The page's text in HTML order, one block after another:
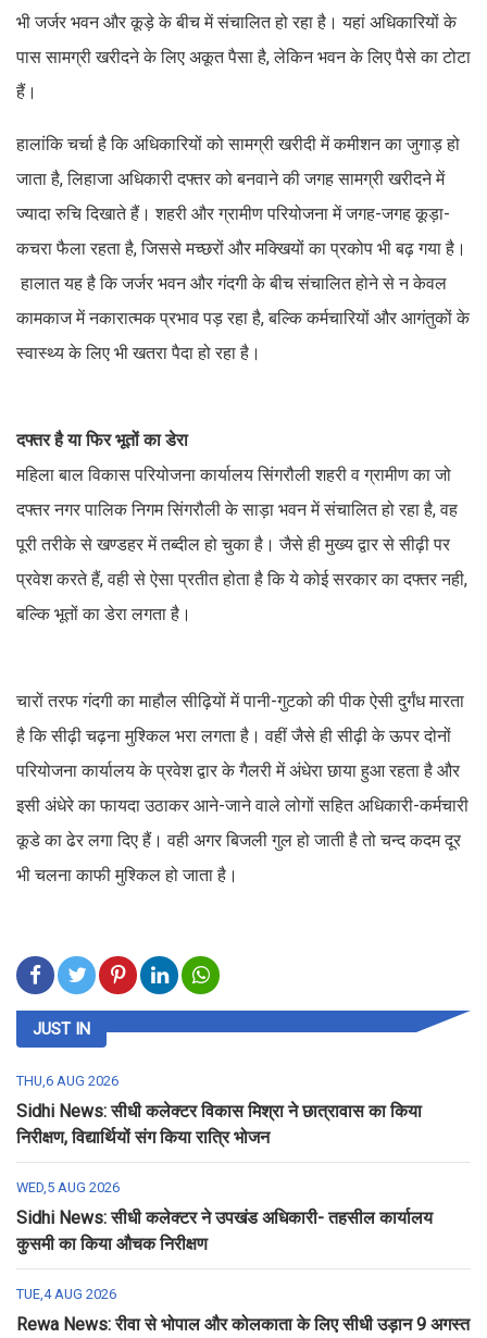
भी जर्जर भवन और कूड़े के बीच में संचालित हो रहा है। यहां अधिकारियों के
पास सामग्री खरीदने के लिए अकूत पैसा है, लेकिन भवन के लिए पैसे का टोटा
हैं।
हालांकि चर्चा है कि अधिकारियों को सामग्री खरीदी में कमीशन का जुगाड़ हो
जाता है, लिहाजा अधिकारी दफ्तर को बनवाने की जगह सामग्री खरीदने में
ज्यादा रुचि दिखाते हैं। शहरी और ग्रामीण परियोजना में जगह-जगह कूड़ा-
कचरा फैला रहता है, जिससे मच्छरों और मक्खियों का प्रकोप भी बढ़ गया है।
हालात यह है कि जर्जर भवन और गंदगी के बीच संचालित होने से न केवल
कामकाज में नकारात्मक प्रभाव पड़ रहा है, बल्कि कर्मचारियों और आगंतुकों के
स्वास्थ्य के लिए भी खतरा पैदा हो रहा है।
दफ्तर है या फिर भूतों का डेरा
महिला बाल विकास परियोजना कार्यालय सिंगरौली शहरी व ग्रामीण का जो
दफ्तर नगर पालिक निगम सिंगरौली के साड़ा भवन में संचालित हो रहा है, वह
पूरी तरीके से खण्डहर में तब्दील हो चुका है। जैसे ही मुख्य द्वार से सीढ़ी पर
प्रवेश करते हैं, वही से ऐसा प्रतीत होता है कि ये कोई सरकार का दफ्तर नही,
बल्कि भूतों का डेरा लगता है।
चारों तरफ गंदगी का माहौल सीढ़ियों में पानी-गुटको की पीक ऐसी दुर्गंध मारता
है कि सीढ़ी चढ़ना मुश्किल भरा लगता है। वहीं जैसे ही सीढ़ी के ऊपर दोनों
परियोजना कार्यालय के प्रवेश द्वार के गैलरी में अंधेरा छाया हुआ रहता है और
इसी अंधेरे का फायदा उठाकर आने-जाने वाले लोगों सहित अधिकारी-कर्मचारी
कूडे का ढेर लगा दिए हैं। वही अगर बिजली गुल हो जाती है तो चन्द कदम दूर
भी चलना काफी मुश्किल हो जाता है।
JUST IN
THU,6 AUG 2026
Sidhi News: सीधी कलेक्टर विकास मिश्रा ने छात्रावास का किया
निरीक्षण, विद्यार्थियों संग किया रात्रि भोजन
WED,5 AUG 2026
Sidhi News: सीधी कलेक्टर ने उपखंड अधिकारी- तहसील कार्यालय
कुसमी का किया औचक निरीक्षण
TUE,4 AUG 2026
Rewa News: रीवा से भोपाल और कोलकाता के लिए सीधी उड़ान 9 अगस्त